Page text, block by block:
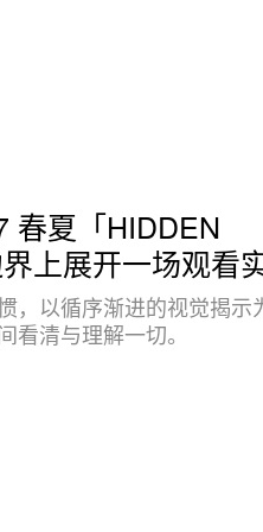
春夏「HIDDEN
上展开一场观看
，以循序渐进的视觉揭示
看清与理解一切。